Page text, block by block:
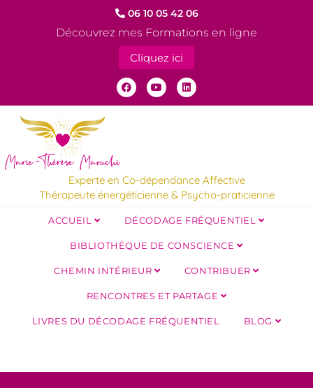
06 10 05 42 06
Découvrez mes Formations en ligne
Cliquez ici
Experte en Co-dépendance Affective
Thérapeute énergéticienne & Psycho-praticienne
ACCUEIL DÉCODAGE FRÉQUENTIEL
BIBLIOTHÈQUE DE CONSCIENCE
CHEMIN INTÉRIEUR CONTRIBUER
RENCONTRES ET PARTAGE
LIVRES DU DÉCODAGE FRÉQUENTIEL BLOG